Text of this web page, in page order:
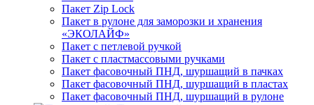
Пакет Zip Lock
Пакет в рулоне для заморозки и хранения
«ЭКОЛАЙФ»
Пакет с петлевой ручкой
Пакет с пластмассовыми ручками
Пакет фасовочный ПНД, шуршащий в пачках
Пакет фасовочный ПНД, шуршащий в пластах
Пакет фасовочный ПНД, шуршащий в рулоне